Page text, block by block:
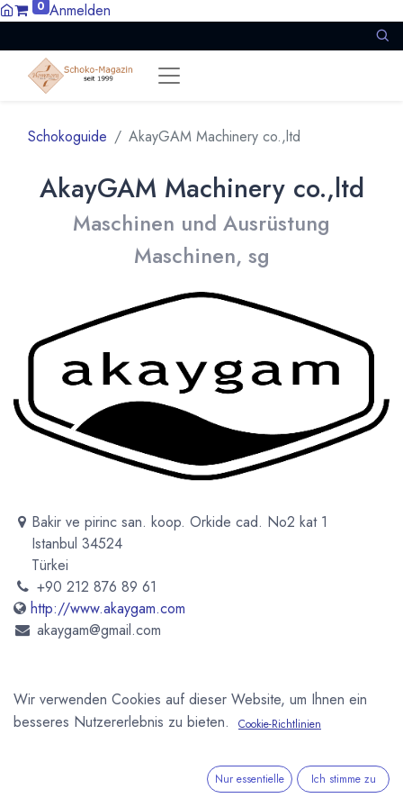
0 Anmelden
Schokoguide AkayGAM Machinery co.,ltd
AkayGAM Machinery co.,ltd
Maschinen und Ausrüstung
Maschinen, sg
Bakir ve pirinc san. koop. Orkide cad. No2 kat 1
Istanbul 34524
Türkei
+90 212 876 89 61
http://www.akaygam.com
akaygam@gmail.com
1996
Kostenlose News - 1 Mal pro Monat:
Wir verwenden Cookies auf dieser Website, um Ihnen ein
besseres Nutzererlebnis zu bieten.
Cookie-Richtlinien
Nur essentielle Ich stimme zu